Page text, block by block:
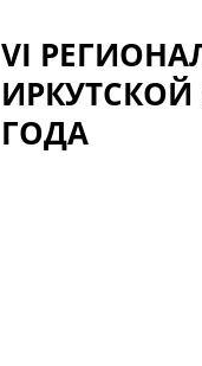
VI
ИРКУТСКОЙ
ГОДА